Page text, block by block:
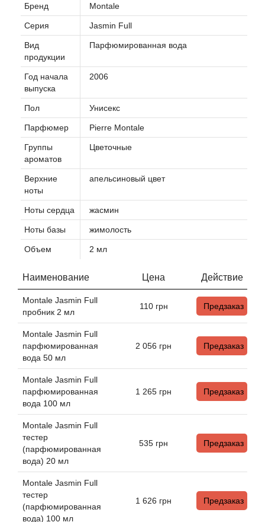
Бренд Montale
Серия Jasmin Full
Вид
продукции
Парфюмированная вода
Год начала
выпуска
2006
Пол Унисекс
Парфюмер Pierre Montale
Группы
ароматов
Цветочные
Верхние
ноты
апельсиновый цвет
Ноты сердца жасмин
Ноты базы жимолость
Объем 2 мл
Наименование Цена Действие
Montale Jasmin Full
пробник 2 мл
110 грн Предзаказ
Montale Jasmin Full
парфюмированная
вода 50 мл
2 056 грн Предзаказ
Montale Jasmin Full
парфюмированная
вода 100 мл
1 265 грн Предзаказ
Montale Jasmin Full
тестер
(парфюмированная
вода) 20 мл
535 грн Предзаказ
Montale Jasmin Full
тестер
(парфюмированная
вода) 100 мл
1 626 грн Предзаказ
Adidas
Aedes de Venustas
Aerin Lauder
Affinessence
Afnan
Agatha Ruiz de la Prada
Agent Provocateur
Agonist
Aigner
Aj Arabia (Widian)
Ajmal
Al Haramain
Al Jazeera
Alaia Paris
Alexander McQueen
Alexandre Barthet
Alexandre J
Alfred Dunhill